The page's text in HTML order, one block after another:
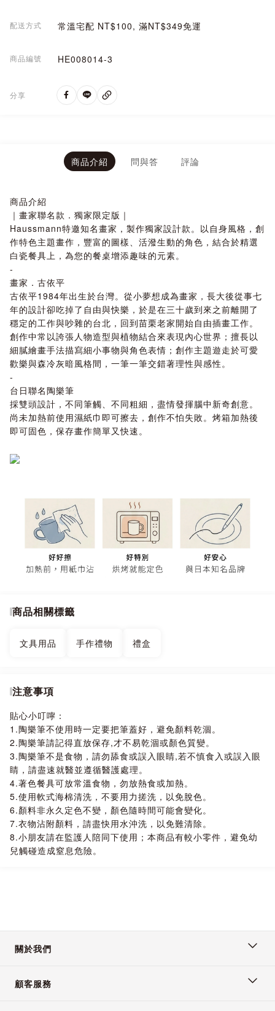
配送方式 常溫宅配 NT$100, 滿NT$349免運
商品編號 HE008014-3
分享
商品介紹 問與答 評論
商品介紹
｜畫家聯名款．獨家限定版｜
Haussmann特邀知名畫家，製作獨家設計款。以自身風格，創
作特色主題畫作，豐富的圖樣、活潑生動的角色，結合於精選
白瓷餐具上，為您的餐桌增添趣味的元素。
-
畫家．古依平
古依平1984年出生於台灣。從小夢想成為畫家，長大後從事七
年的設計卻吃掉了自由與快樂，於是在三十歲到來之前離開了
穩定的工作與吵雜的台北，回到苗栗老家開始自由插畫工作。
創作中常以誇張人物造型與植物結合來表現內心世界；擅長以
細膩繪畫手法描寫細小事物與角色表情；創作主題遊走於可愛
歡樂與森冷灰暗風格間，一筆一筆交錯著理性與感性。
-
台日聯名陶樂筆
採雙頭設計，不同筆觸、不同粗細，盡情發揮腦中新奇創意。
尚未加熱前使用濕紙巾即可擦去，創作不怕失敗。烤箱加熱後
即可固色，保存畫作簡單又快速。
商品相關標籤
文具用品 手作禮物 禮盒
注意事項
貼心小叮嚀：
1.陶樂筆不使用時一定要把筆蓋好，避免顏料乾涸。
2.陶樂筆請記得直放保存,才不易乾涸或顏色質變。
3.陶樂筆不是食物，請勿舔食或誤入眼睛,若不慎食入或誤入眼
睛，請盡速就醫並遵循醫護處理。
4.著色餐具可放常溫食物，勿放熱食或加熱。
5.使用軟式海棉清洗，不要用力搓洗，以免脫色。
6.顏料非永久定色不變，顏色隨時間可能會變化。
7.衣物沾附顏料，請盡快用水沖洗，以免難清除。
8.小朋友請在監護人陪同下使用；本商品有較小零件，避免幼
兒觸碰造成窒息危險。
關於我們
顧客服務